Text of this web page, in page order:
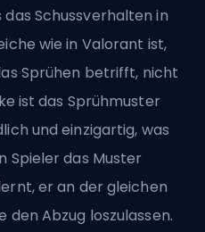
Schussverhalten in
wie in Valorant ist,
Sprühen betrifft, nicht
ist das Sprühmuster
und einzigartig, was
Spieler das Muster
er an der gleichen
Abzug loszulassen.